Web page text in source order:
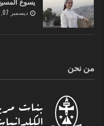
ديسمبر 07, 2018
من نحن